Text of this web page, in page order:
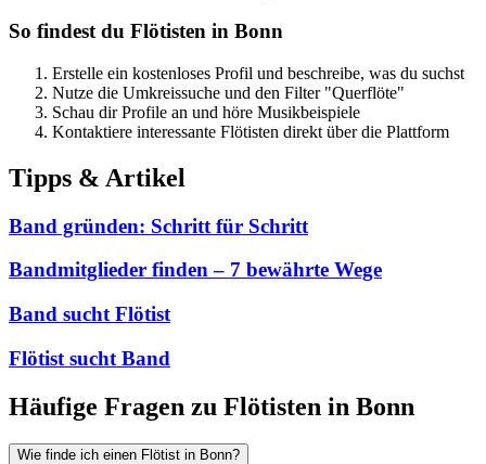
So findest du Flötisten in Bonn
Erstelle ein kostenloses Profil und beschreibe, was du suchst
Nutze die Umkreissuche und den Filter "Querflöte"
Schau dir Profile an und höre Musikbeispiele
Kontaktiere interessante Flötisten direkt über die Plattform
Tipps & Artikel
Band gründen: Schritt für Schritt
Bandmitglieder finden – 7 bewährte Wege
Band sucht Flötist
Flötist sucht Band
Häufige Fragen zu Flötisten in Bonn
Wie finde ich einen Flötist in Bonn?